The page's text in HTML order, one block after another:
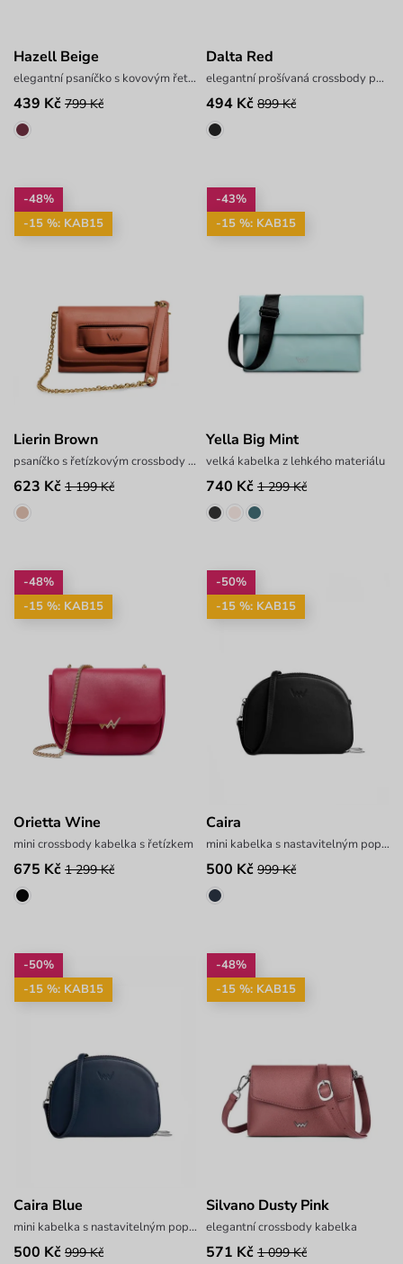
Hazell Beige
elegantní psaníčko s kovovým řetízkem
439 Kč 799 Kč
Dalta Red
elegantní prošívaná crossbody peněženka
494 Kč 899 Kč
-48%
-15 %: KAB15
Lierin Brown
psaníčko s řetízkovým crossbody popruhem
623 Kč 1 199 Kč
-43%
-15 %: KAB15
Yella Big Mint
velká kabelka z lehkého materiálu
740 Kč 1 299 Kč
-48%
-15 %: KAB15
Orietta Wine
mini crossbody kabelka s řetízkem
675 Kč 1 299 Kč
-50%
-15 %: KAB15
Caira
mini kabelka s nastavitelným popruhem
500 Kč 999 Kč
-50%
-15 %: KAB15
Caira Blue
mini kabelka s nastavitelným popruhem
500 Kč 999 Kč
-48%
-15 %: KAB15
Silvano Dusty Pink
elegantní crossbody kabelka
571 Kč 1 099 Kč